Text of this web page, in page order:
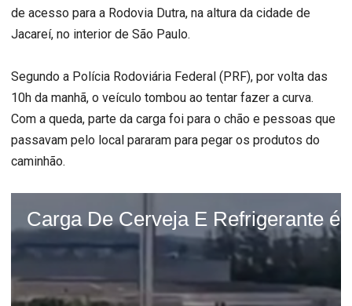
de acesso para a Rodovia Dutra, na altura da cidade de
Jacareí, no interior de São Paulo.
Segundo a Polícia Rodoviária Federal (PRF), por volta das
10h da manhã, o veículo tombou ao tentar fazer a curva.
Com a queda, parte da carga foi para o chão e pessoas que
passavam pelo local pararam para pegar os produtos do
caminhão.